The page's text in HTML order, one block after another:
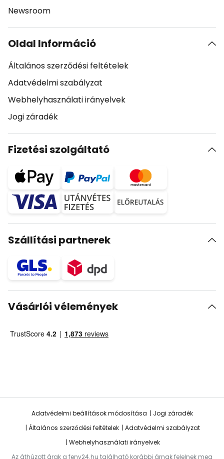
Newsroom
Oldal Információ
Általános szerződési feltételek
Adatvédelmi szabályzat
Webhelyhasználati irányelvek
Jogi záradék
Fizetési szolgáltató
Szállítási partnerek
Vásárlói vélemények
Adatvédelmi beállítások módosítása
Jogi záradék
Általános szerződési feltételek
Adatvédelmi szabályzat
Webhelyhasználati irányelvek
Az áthúzott árak a feny24.hu található korábbi árnak felelnek meg